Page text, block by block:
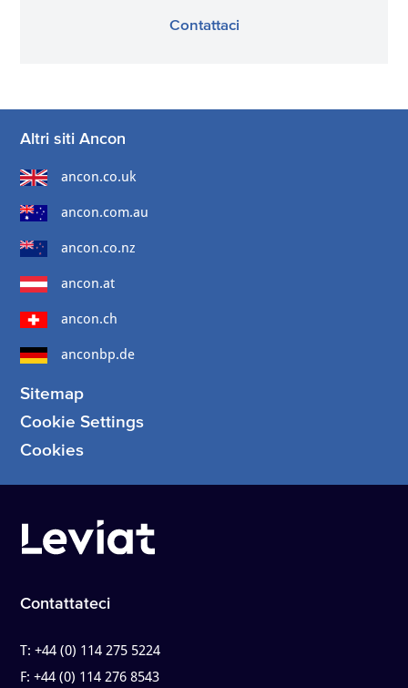
Contattaci
Altri siti Ancon
ancon.co.uk
ancon.com.au
ancon.co.nz
ancon.at
ancon.ch
anconbp.de
Sitemap
Cookie Settings
Cookies
Contattateci
T:+44 (0) 114 275 5224
F:+44 (0) 114 276 8543